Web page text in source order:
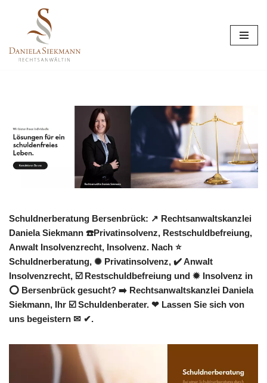
Inhalt
springen
Schuldnerberatung Bersenbrück: ↗️ Rechtsanwaltskanzlei
Daniela Siekmann ☎️Privatinsolvenz, Restschuldbefreiung,
Anwalt Insolvenzrecht, Insolvenz. Nach ⭐
Schuldnerberatung, ✺ Privatinsolvenz, ✔️ Anwalt
Insolvenzrecht, ☑️ Restschuldbefreiung und ✹ Insolvenz in
⭕ Bersenbrück gesucht? ➡️ Rechtsanwaltskanzlei Daniela
Siekmann, Ihr ☑️ Schuldenberater. ❤ Lassen Sie sich von
uns begeistern ✉ ✔.